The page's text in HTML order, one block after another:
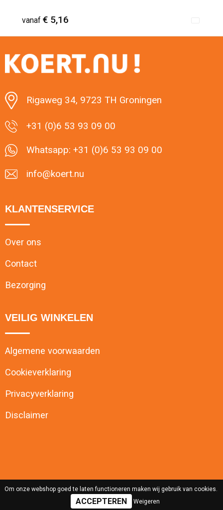
vanaf € 5,16
Minimale afname: 1
Rigaweg 34, 9723 TH Groningen
+31 (0)6 53 93 09 00
Whatsapp: +31 (0)6 53 93 09 00
info@koert.nu
KLANTENSERVICE
Over ons
Contact
Bezorging
VEILIG WINKELEN
Algemene voorwaarden
Cookieverklaring
Privacyverklaring
Disclaimer
Om onze webshop goed te laten functioneren maken wij gebruik van cookies.
Weigeren